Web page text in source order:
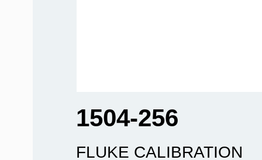
1504-256
FLUKE CALIBRATION